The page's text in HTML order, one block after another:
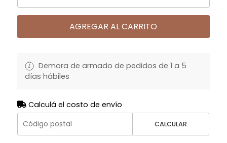
AGREGAR AL CARRITO
Demora de armado de pedidos de 1 a 5
días hábiles
Calculá el costo de envío
CALCULAR